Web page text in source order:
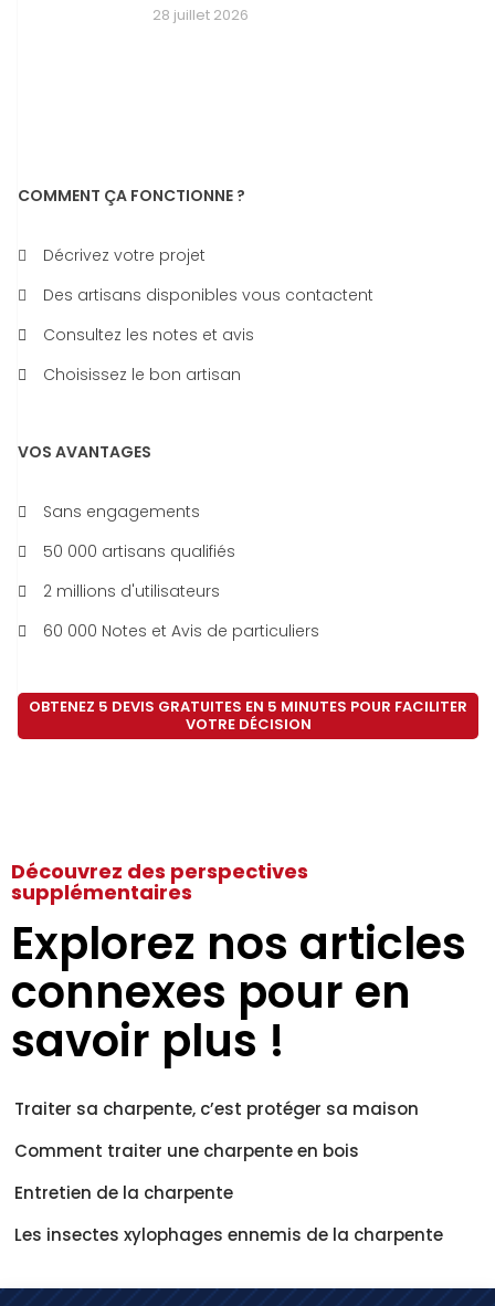
28 juillet 2026
COMMENT ÇA FONCTIONNE ?
Décrivez votre projet
Des artisans disponibles vous contactent
Consultez les notes et avis
Choisissez le bon artisan
VOS AVANTAGES
Sans engagements
50 000 artisans qualifiés
2 millions d'utilisateurs
60 000 Notes et Avis de particuliers
OBTENEZ 5 DEVIS GRATUITES EN 5 MINUTES POUR FACILITER
VOTRE DÉCISION
Découvrez des perspectives
supplémentaires
Explorez nos articles
connexes pour en
savoir plus !
Traiter sa charpente, c’est protéger sa maison
Comment traiter une charpente en bois
Entretien de la charpente
Les insectes xylophages ennemis de la charpente